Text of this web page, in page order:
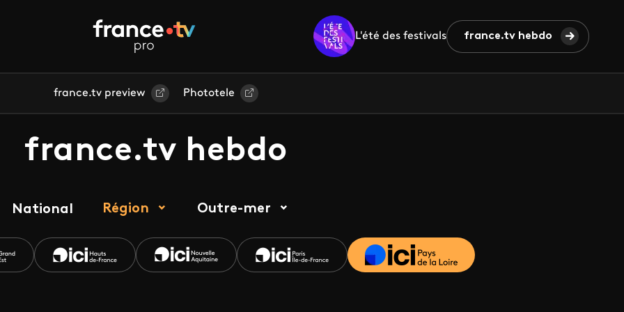
L'été des festivals france.tv hebdo
france.tv preview Phototele
france.tv hebdo
National Région Outre-mer